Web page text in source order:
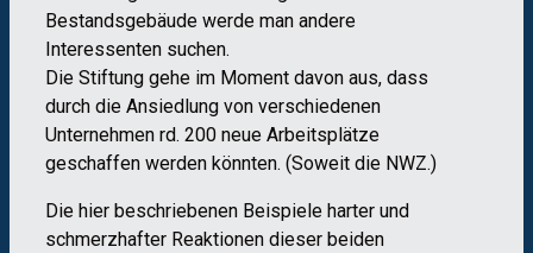
Bestandsgebäude werde man andere
Interessenten suchen.
Die Stiftung gehe im Moment davon aus, dass
durch die Ansiedlung von verschiedenen
Unternehmen rd. 200 neue Arbeitsplätze
geschaffen werden könnten. (Soweit die NWZ.)
Die hier beschriebenen Beispiele harter und
schmerzhafter Reaktionen dieser beiden